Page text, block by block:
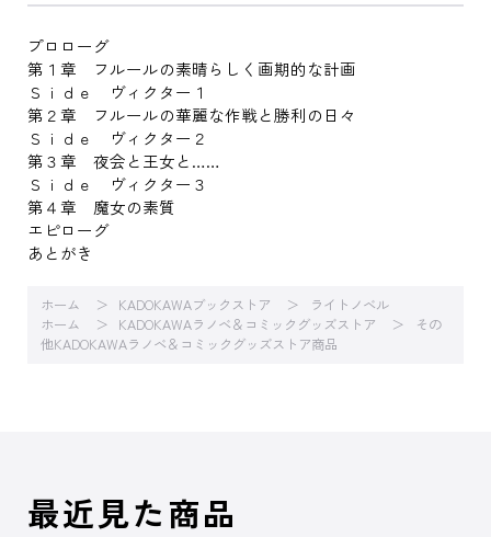
プロローグ
第１章 フルールの素晴らしく画期的な計画
Ｓｉｄｅ ヴィクター１
第２章 フルールの華麗な作戦と勝利の日々
Ｓｉｄｅ ヴィクター２
第３章 夜会と王女と……
Ｓｉｄｅ ヴィクター３
第４章 魔女の素質
エピローグ
あとがき
ホーム KADOKAWAブックストア
ライトノベル
ホーム
KADOKAWAラノベ＆コミックグッズストア
その
他KADOKAWAラノベ＆コミックグッズストア商品
最近見た商品